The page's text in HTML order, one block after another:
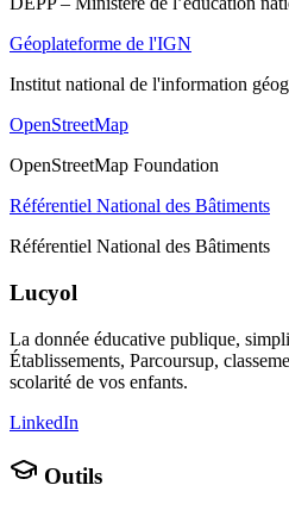
Géoplateforme de l'IGN
Institut national de l'information
OpenStreetMap
OpenStreetMap Foundation
Référentiel National des Bâtiments
Référentiel National des Bâtiments
Lucyol
La donnée éducative publique,
Établissements, Parcoursup,
scolarité de vos enfants.
LinkedIn
Outils